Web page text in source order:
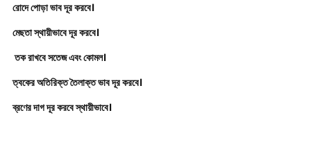
রোদে পোড়া ভাব দূর করবে।
মেছতা স্থায়ীভাবে দূর করবে।
তক রাখবে সতেজ এবং কোমল।
ত্বকের অতিরিক্ত তৈলাক্ত ভাব দূর করবে।
ব্রণের দাগ দূর করবে স্থায়ীভাবে।